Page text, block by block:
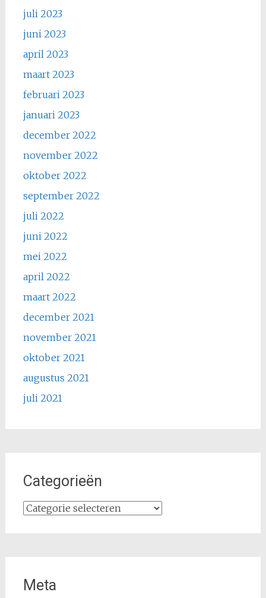
juli 2023
juni 2023
april 2023
maart 2023
februari 2023
januari 2023
december 2022
november 2022
oktober 2022
september 2022
juli 2022
juni 2022
mei 2022
april 2022
maart 2022
december 2021
november 2021
oktober 2021
augustus 2021
juli 2021
Categorieën
Categorieën
Meta